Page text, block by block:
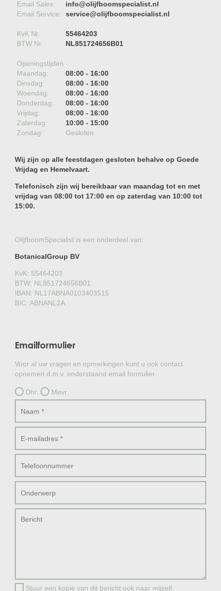
Email Sales:
info@olijfboomspecialist.nl
Email Service:
service@olijfboomspecialist.nl
KvK Nr.
55464203
BTW Nr.
NL851724656B01
Openingstijden
Maandag:
08:00 - 16:00
Dinsdag:
08:00 - 16:00
Woendag:
08:00 - 16:00
Donderdag:
08:00 - 16:00
Vrijdag:
08:00 - 16:00
Zaterdag:
10:00 - 15:00
Zondag:
Gesloten
Wij zijn op alle feestdagen gesloten behalve op Goede
Vrijdag en Hemelvaart.
Telefonisch zijn wij bereikbaar van maandag tot en met
vrijdag van 08:00 tot 17:00 en op zaterdag van 10:00 tot
15:00.
OlijfboomSpecialist is een onderdeel van:
BotanicalGroup BV
KvK: 55464203
BTW: NL851724656B01
IBAN: NL17ABNA0103403515
BIC: ABNANL2A
Emailformulier
Voor al uw vragen en opmerkingen kunt u ook contact
opnemen d.m.v. onderstaand email formulier.
Dhr. Mevr.
Stuur een kopie van dit bericht ook naar mijzelf.